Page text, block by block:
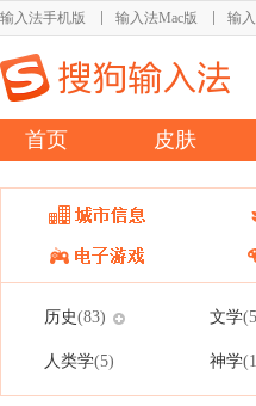
输入法手机版 输入法Mac版 输
首页 皮肤
历史(83) 文学
人类学(5) 神学